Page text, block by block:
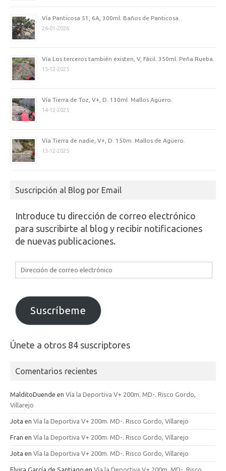
Vía Panticosa 51, 6A, 300ml. Baños de Panticosa.
26-01-2026
Vía Los terceros también existen, V, Fácil. 350ml. Peña Rueba.
15-12-2025
Vía Tierra de Toz, V+, D. 130ml. Mallos Agüero.
14-12-2025
Vía Tierra de nadie, V+, D. 150m. Mallos de Agüero.
13-12-2025
Suscripción al Blog por Email
Introduce tu dirección de correo electrónico
para suscribirte al blog y recibir notificaciones
de nuevas publicaciones.
Dirección
de
electrónico
Suscríbeme
Únete a otros 84 suscriptores
Comentarios recientes
MalditoDuende en Vía la Deportiva V+ 200m. MD-. Risco Gordo,
Villarejo
Jota en Vía la Deportiva V+ 200m. MD-. Risco Gordo, Villarejo
Fran en Vía la Deportiva V+ 200m. MD-. Risco Gordo, Villarejo
Jota en Vía la Deportiva V+ 200m. MD-. Risco Gordo, Villarejo
Elvira García de Santiago en Vía la Deportiva V+ 200m. MD-. Risco